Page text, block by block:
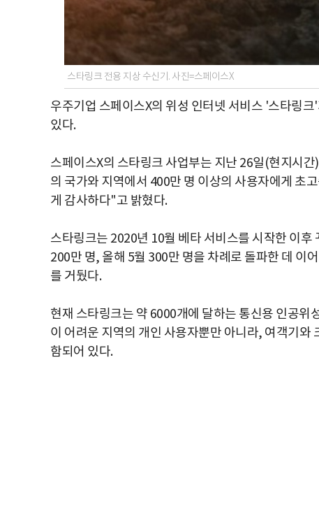
스타링크 전용 지상 수신기. 사진=스페이스X
우주기업 스페이스X의 위성 인터넷 서비스 '스타링
있다.
스페이스X의 스타링크 사업부는 지난 26일(현지시
의 국가와 지역에서 400만 명 이상의 사용자에게 초
게 감사하다"고 밝혔다.
스타링크는 2020년 10월 베타 서비스를 시작한 이
200만 명, 올해 5월 300만 명을 차례로 돌파한 데 이
를 거뒀다.
현재 스타링크는 약 6000개에 달하는 통신용 인공위
이 어려운 지역의 개인 사용자뿐만 아니라, 여객기
함되어 있다.